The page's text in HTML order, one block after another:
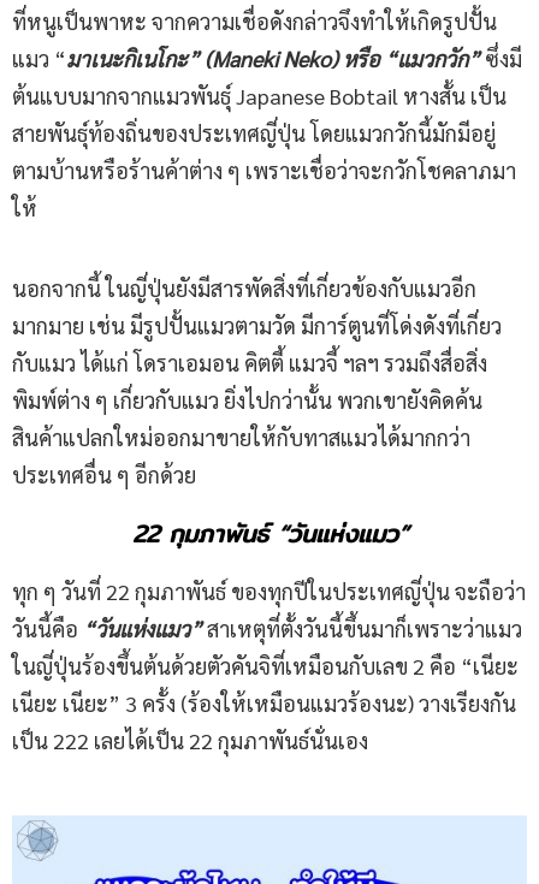
ที่หนูเป็นพาหะ จากความเชื่อดังกล่าวจึงทำให้เกิดรูปปั้น
แมว “มาเนะกิเนโกะ” (Maneki Neko) หรือ “แมวกวัก”ซึ่งมี
ต้นแบบมากจากแมวพันธุ์ Japanese Bobtail หางสั้น เป็น
สายพันธุ์ท้องถิ่นของประเทศญี่ปุ่น โดยแมวกวักนี้มักมีอยู่
ตามบ้านหรือร้านค้าต่าง ๆ เพราะเชื่อว่าจะกวักโชคลาภมา
ให้
นอกจากนี้ ในญี่ปุ่นยังมีสารพัดสิ่งที่เกี่ยวข้องกับแมวอีก
มากมาย เช่น มีรูปปั้นแมวตามวัด มีการ์ตูนที่โด่งดังที่เกี่ยว
กับแมว ได้แก่ โดราเอมอน คิตตี้ แมวจี้ ฯลฯ รวมถึงสื่อสิ่ง
พิมพ์ต่าง ๆ เกี่ยวกับแมว ยิ่งไปกว่านั้น พวกเขายังคิดค้น
สินค้าแปลกใหม่ออกมาขายให้กับทาสแมวได้มากกว่า
ประเทศอื่น ๆ อีกด้วย
22กุมภาพันธ์ “วันแห่งแมว”
ทุก ๆ วันที่ 22 กุมภาพันธ์ ของทุกปีในประเทศญี่ปุ่น จะถือว่า
วันนี้คือ “วันแห่งแมว”สาเหตุที่ตั้งวันนี้ขึ้นมาก็เพราะว่าแมว
ในญี่ปุ่นร้องขึ้นต้นด้วยตัวคันจิที่เหมือนกับเลข 2 คือ “เนียะ
เนียะ เนียะ” 3 ครั้ง (ร้องให้เหมือนแมวร้องนะ) วางเรียงกัน
เป็น 222 เลยได้เป็น 22 กุมภาพันธ์นั่นเอง